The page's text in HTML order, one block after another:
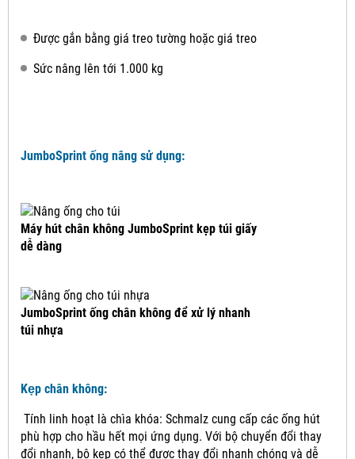
Được gắn bằng giá treo tường hoặc giá treo
Sức nâng lên tới 1.000 kg
JumboSprint ống nâng sử dụng:
Máy hút chân không JumboSprint kẹp túi giấy
dễ dàng
JumboSprint ống chân không để xử lý nhanh
túi nhựa
Kẹp chân không:
Tính linh hoạt là chìa khóa: Schmalz cung cấp các ống hút
phù hợp cho hầu hết mọi ứng dụng. Với bộ chuyển đổi thay
đổi nhanh, bộ kẹp có thể được thay đổi nhanh chóng và dễ